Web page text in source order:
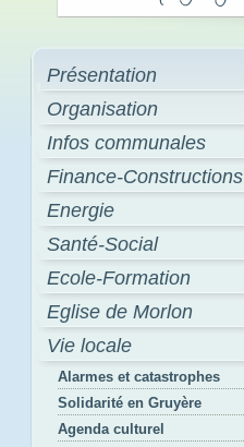
Présentation
Organisation
Infos communales
Finance-Constructions
Energie
Santé-Social
Ecole-Formation
Eglise de Morlon
Vie locale
Alarmes et catastrophes
Solidarité en Gruyère
Agenda culturel